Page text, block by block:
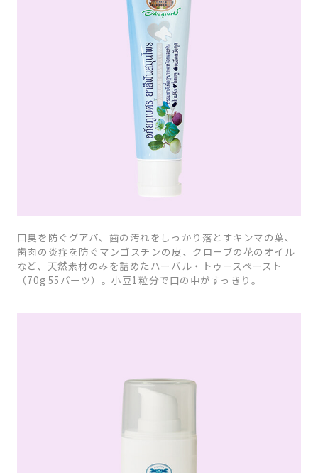
口臭を防ぐグアバ、歯の汚れをしっかり落とすキンマの葉、
歯肉の炎症を防ぐマンゴスチンの皮、クローブの花のオイル
など、天然素材のみを詰めたハーバル・トゥースペースト
（70g 55バーツ）。小豆1粒分で口の中がすっきり。